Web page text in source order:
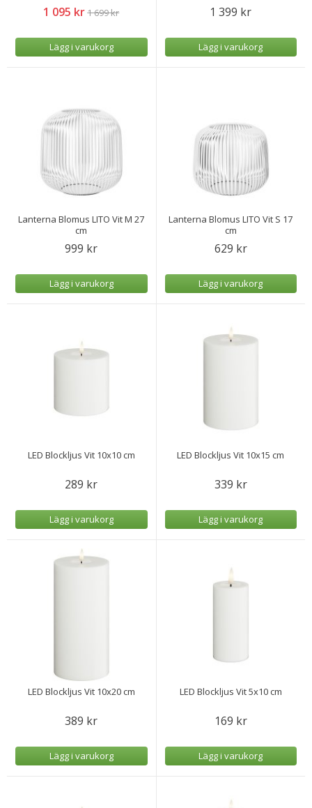
1 095 kr1 699 kr
Lägg i varukorg
1 399 kr
Lägg i varukorg
Lanterna Blomus LITO Vit M 27
cm
999 kr
Lägg i varukorg
Lanterna Blomus LITO Vit S 17
cm
629 kr
Lägg i varukorg
LED Blockljus Vit 10x10 cm
289 kr
Lägg i varukorg
LED Blockljus Vit 10x15 cm
339 kr
Lägg i varukorg
LED Blockljus Vit 10x20 cm
389 kr
Lägg i varukorg
LED Blockljus Vit 5x10 cm
169 kr
Lägg i varukorg